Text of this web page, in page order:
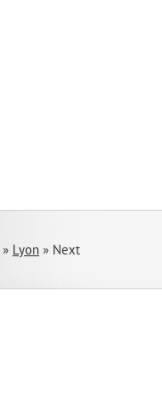
» Lyon » Next